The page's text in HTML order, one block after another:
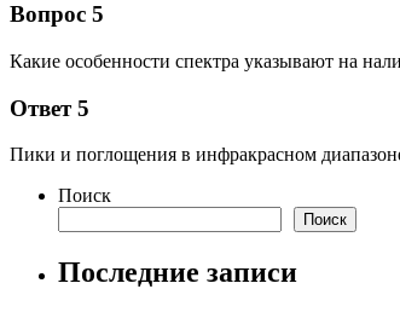
Вопрос 5
Какие особенности спектра указывают на
Ответ 5
Пики и поглощения в инфракрасном
Поиск
Поиск
Последние записи